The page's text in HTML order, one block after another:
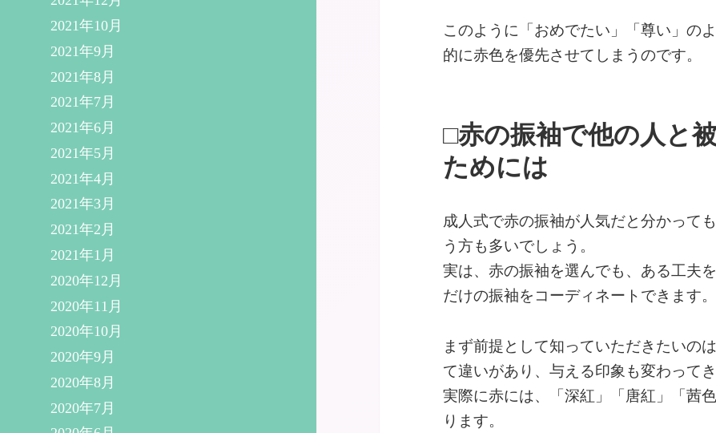
2021年10月
2021年9月
2021年8月
2021年7月
2021年6月
2021年5月
2021年4月
2021年3月
2021年2月
2021年1月
2020年12月
2020年11月
2020年10月
2020年9月
2020年8月
2020年7月
このように「おめでたい」「尊い」の
的に赤色を優先させてしまうのです。
□赤の振袖で他の人と
ためには
成人式で赤の振袖が人気だと分かって
う方も多いでしょう。
実は、赤の振袖を選んでも、ある工夫
だけの振袖をコーディネートできます。
まず前提として知っていただきたいの
て違いがあり、与える印象も変わってき
実際に赤には、「深紅」「唐紅」「茜
ります。